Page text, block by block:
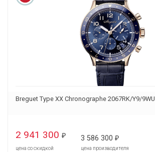
Breguet Type XX Chronographe 2067RK/Y9/9WU
2 941 300 ₽
цена со скидкой
3 586 300 ₽
цена производителя